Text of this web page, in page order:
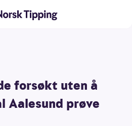
forsøkt uten å
Aalesund prøve